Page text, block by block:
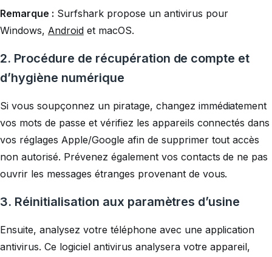
Remarque : Surfshark propose un antivirus pour
Windows, Androidet macOS.
2. Procédure de récupération de compte et
d’hygiène numérique
Si vous soupçonnez un piratage, changez immédiatement
vos mots de passe et vérifiez les appareils connectés dans
vos réglages Apple/Google afin de supprimer tout accès
non autorisé. Prévenez également vos contacts de ne pas
ouvrir les messages étranges provenant de vous.
3. Réinitialisation aux paramètres d’usine
Ensuite, analysez votre téléphone avec une application
antivirus. Ce logiciel antivirus analysera votre appareil,